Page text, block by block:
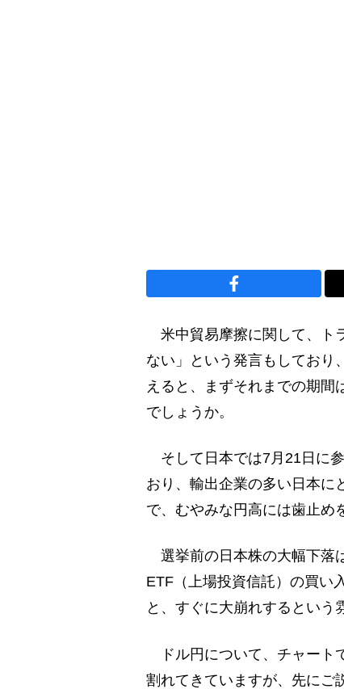
米中貿易摩擦に関して、ト
ない」という発言もしており
えると、まずそれまでの期間
でしょうか。
そして日本では7月21日に
おり、輸出企業の多い日本に
で、むやみな円高には歯止め
選挙前の日本株の大幅下落
ETF（上場投資信託）の買い
と、すぐに大崩れするという
ドル円について、チャート
割れてきていますが、先にご